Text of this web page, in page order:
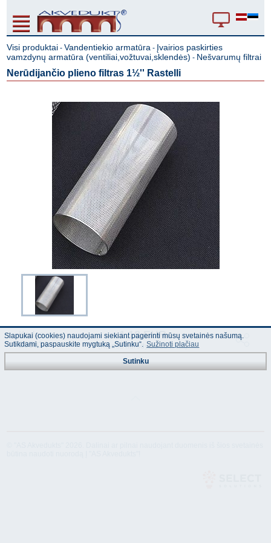
Visi produktai -Vandentiekio armatūra - Įvairios paskirties
vamzdynų armatūra (ventiliai,vožtuvai,sklendės) - Nešvarumų filtrai
Nerūdijančio plieno filtras 1½'' Rastelli
Kodas :
205014
1.18 EUR
(Kainos nurodytos su PVM)
Slapukai (cookies) naudojami siekiant pagerinti mūsų svetainės našumą.
Sutikdami, paspauskite mygtuką „Sutinku“. Sužinoti plačiau
Sutinku